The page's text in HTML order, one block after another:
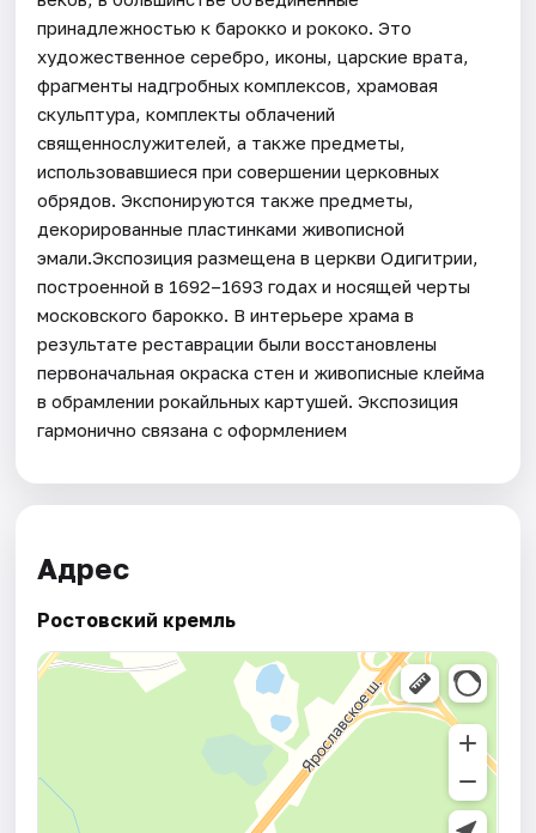
принадлежностью к барокко и рококо. Это
художественное серебро, иконы, царские врата,
фрагменты надгробных комплексов, храмовая
скульптура, комплекты облачений
священнослужителей, а также предметы,
использовавшиеся при совершении церковных
обрядов. Экспонируются также предметы,
декорированные пластинками живописной
эмали.Экспозиция размещена в церкви Одигитрии,
построенной в 1692–1693 годах и носящей черты
московского барокко. В интерьере храма в
результате реставрации были восстановлены
первоначальная окраска стен и живописные клейма
в обрамлении рокайльных картушей. Экспозиция
гармонично связана с оформлением
Адрес
Ростовский кремль